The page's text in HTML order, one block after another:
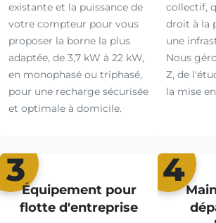
existante et la puissance de
votre compteur pour vous
proposer la borne la plus
adaptée, de 3,7 kW à 22 kW,
en monophasé ou triphasé,
pour une recharge sécurisée
et optimale à domicile.
collectif,
droit à la
une
Nous
Z, de
la mise
3
Équipement pour
flotte d'entreprise
4